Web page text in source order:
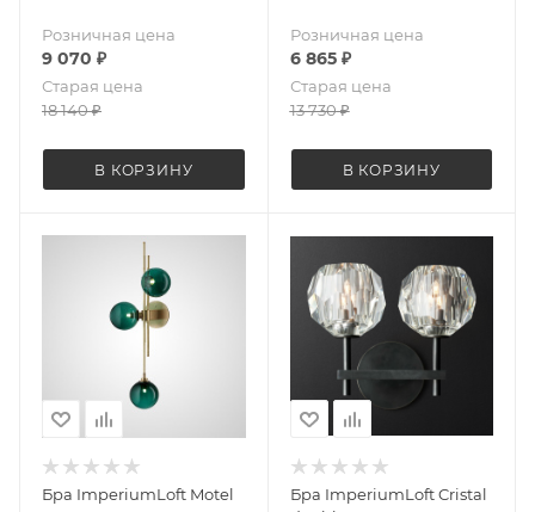
Розничная цена
9 070 ₽
Старая цена
18 140₽
В КОРЗИНУ
Розничная цена
6 865₽
Старая цена
13 730₽
В КОРЗИНУ
Бра ImperiumLoft Motel
Бра ImperiumLoft Cristal